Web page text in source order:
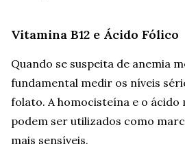
Vitamina B12 e Ácido Fólico
Quando se suspeita de anemia
fundamental medir os níveis
folato. A homocisteína e o ácido
podem ser utilizados como
mais sensíveis.